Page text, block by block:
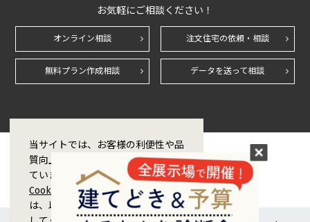
お気軽にご相談ください！
オンライン相談 注文住宅の依頼・相談
無料プラン作成相談 データを送って相談
当サイトでは、お客様の利便性や品
質向上のためCookie技術を使用し
ています。Cookieの利用および
Cookieポリシーに同意をする場合
は、以下の「同意する」ボタンを押